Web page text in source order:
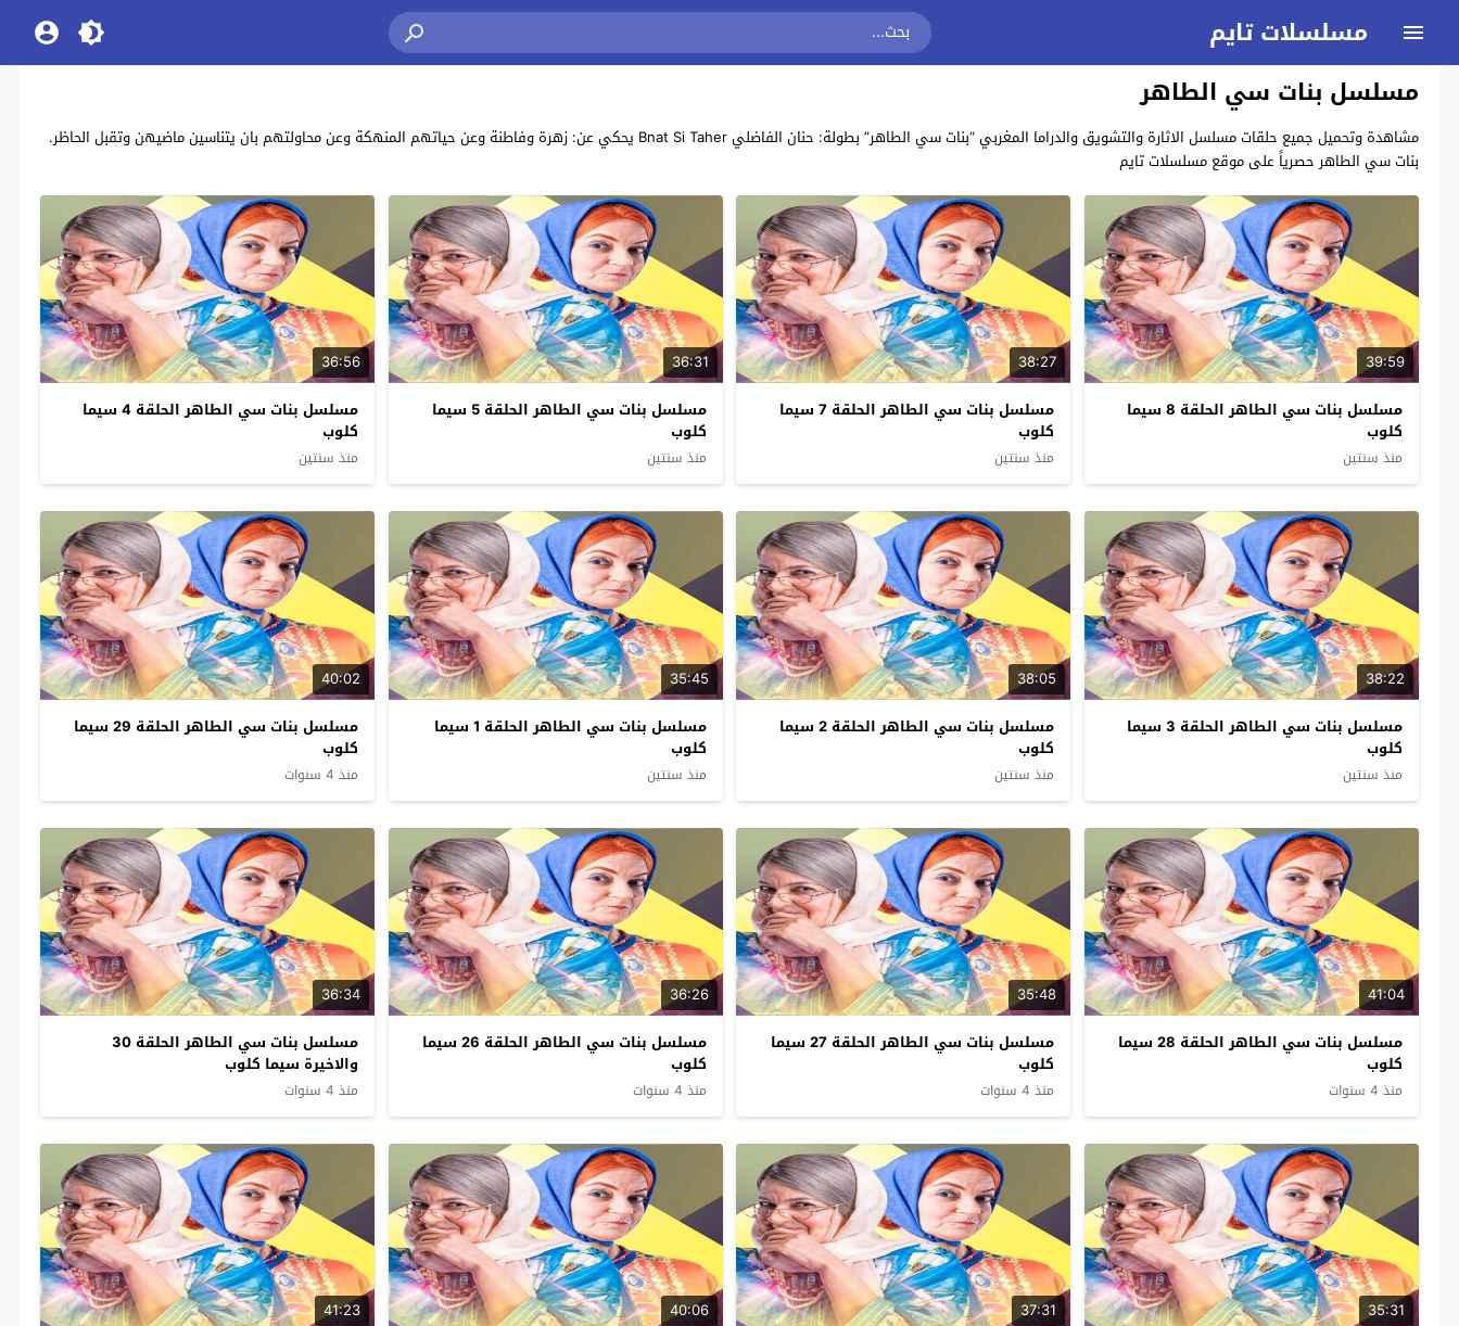
مسلسلات تايم
مسلسل بنات سي الطاهر
مشاهدة وتحميل جميع حلقات مسلسل الاثارة والتشويق والدراما المغربي “بنات سي الطاهر” بطولة: حنان الفاضلي Bnat Si Taher يحكي عن: زهرة وفاطنة وعن حياتهم المنهكة وعن محاولتهم بان يتناسين ماضيهن وتقبل الحاظر.
بنات سي الطاهر حصرياً على موقع مسلسلات تايم
39:59
مسلسل بنات سي الطاهر الحلقة 8 سيما
كلوب
منذ سنتين
38:27
مسلسل بنات سي الطاهر الحلقة 7 سيما
كلوب
منذ سنتين
36:31
مسلسل بنات سي الطاهر الحلقة 5 سيما
كلوب
منذ سنتين
36:56
مسلسل بنات سي الطاهر الحلقة 4 سيما
كلوب
منذ سنتين
38:22
مسلسل بنات سي الطاهر الحلقة 3 سيما
كلوب
منذ سنتين
38:05
مسلسل بنات سي الطاهر الحلقة 2 سيما
كلوب
منذ سنتين
35:45
مسلسل بنات سي الطاهر الحلقة 1 سيما
كلوب
منذ سنتين
40:02
مسلسل بنات سي الطاهر الحلقة 29 سيما
كلوب
منذ 4 سنوات
41:04
مسلسل بنات سي الطاهر الحلقة 28 سيما
كلوب
منذ 4 سنوات
35:48
مسلسل بنات سي الطاهر الحلقة 27 سيما
كلوب
منذ 4 سنوات
36:26
مسلسل بنات سي الطاهر الحلقة 26 سيما
كلوب
منذ 4 سنوات
36:34
مسلسل بنات سي الطاهر الحلقة 30
والاخيرة سيما كلوب
منذ 4 سنوات
35:31
37:31
40:06
41:23